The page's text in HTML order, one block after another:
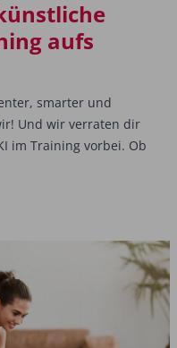
aufs
smarter und
Und wir verraten dir
im Training vorbei. Ob